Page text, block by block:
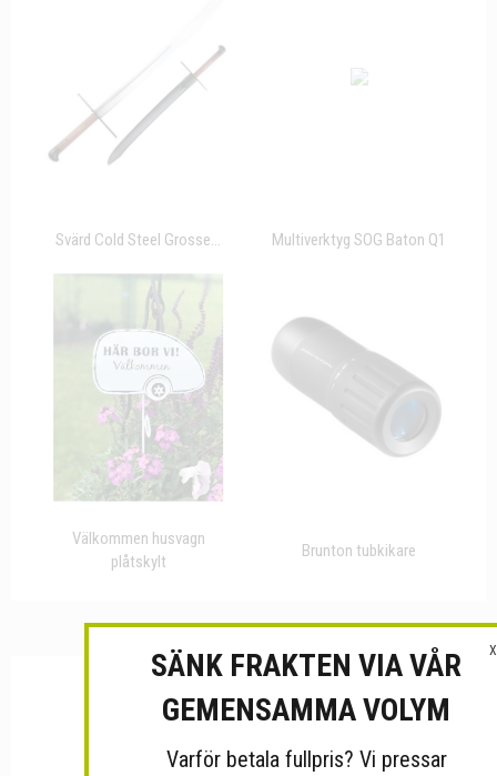
Svärd Cold Steel Grosse... Multiverktyg SOG Baton Q1
Välkommen husvagn
plåtskylt
Brunton tubkikare
X
SÄNK FRAKTEN VIA VÅR
GEMENSAMMA VOLYM
Varför betala fullpris? Vi pressar